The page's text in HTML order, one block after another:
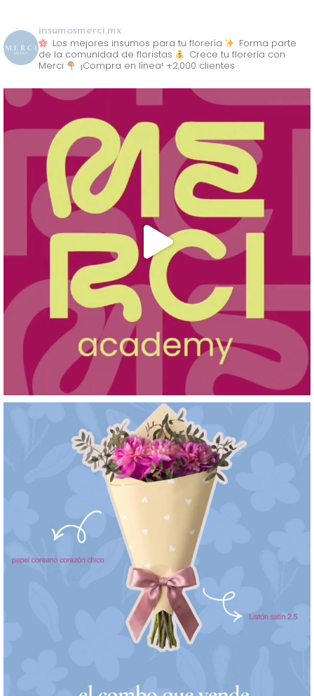
insumosmerci.mx
Los mejores insumos para tu florería
Forma parte
de la comunidad de floristas
Crece tu florería con
Merci
¡Compra en línea! +2,000 clientes